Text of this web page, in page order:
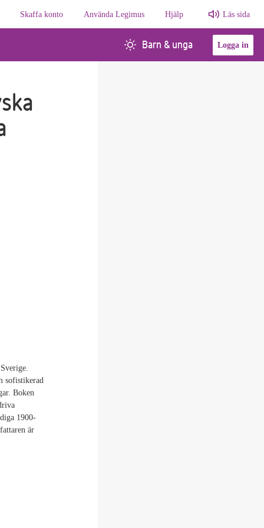
Skaffa konto Använda Legimus Hjälp Läs sida
Barn & unga Logga in
sofistikerad
Boken
1900-
är